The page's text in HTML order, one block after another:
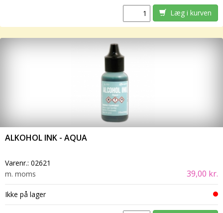
Læg i kurven
ALKOHOL INK - AQUA
Varenr.: 02621
m. moms
39,00 kr.
Ikke på lager